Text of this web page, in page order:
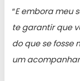
“E embora meu
te garantir que
do que se fosse
um